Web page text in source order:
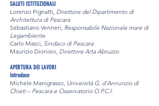
SALUTI ISTITUZIONALI
Lorenzo Pignatti, Direttore del Dipartimento di
Architettura di Pescara
Sebastiano Venneri, Responsabile Nazionale mare di
Legambiente
Carlo Masci, Sindaco di Pescara
Maurizio Dionisio, Direttore Arta Abruzzo
APERTURA DEI LAVORI
Introduce
Michele Manigrasso, Università G. d’Annunzio di
Chieti – Pescara e Osservatorio O.P.C.I.